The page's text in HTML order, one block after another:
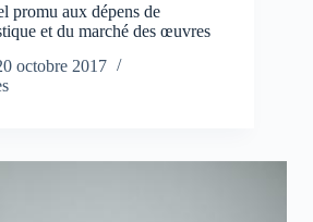
promu aux dépens de
et du marché des œuvres
octobre 2017